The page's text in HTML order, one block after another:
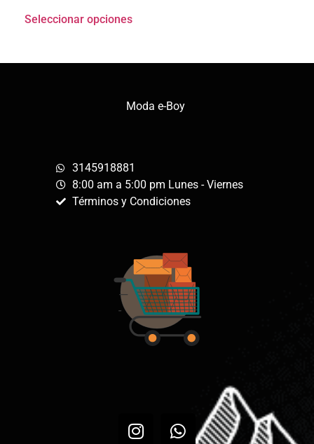
Seleccionar opciones
Moda e-Boy
3145918881
8:00 am a 5:00 pm Lunes - Viernes
Términos y Condiciones